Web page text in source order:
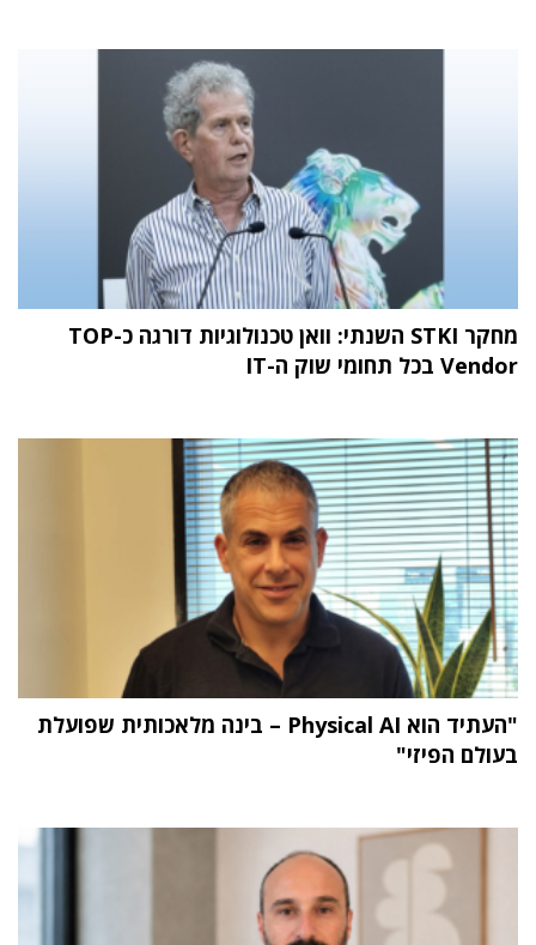
מחקר STKI השנתי: וואן טכנולוגיות דורגה כ-TOP
Vendor בכל תחומי שוק ה-IT
"העתיד הוא Physical AI – בינה מלאכותית שפועלת
בעולם הפיזי"